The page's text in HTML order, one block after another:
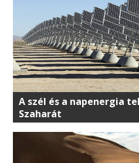
A szél és a napenergia
Szaharát